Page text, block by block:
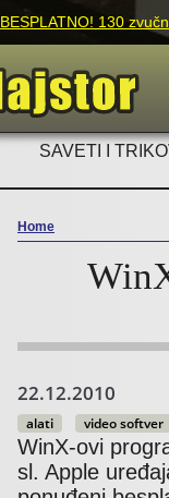
BESPLATNO! 130
SAVETI I
You are here
Home
22.12.2010
alati video softver
WinX-ovi
sl. Apple